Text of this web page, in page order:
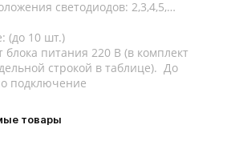
светодиодов: 2,3,4,5,…
(до 10 шт.)
блока питания 220 В (в комплект
строкой в таблице). До
подключение
товары